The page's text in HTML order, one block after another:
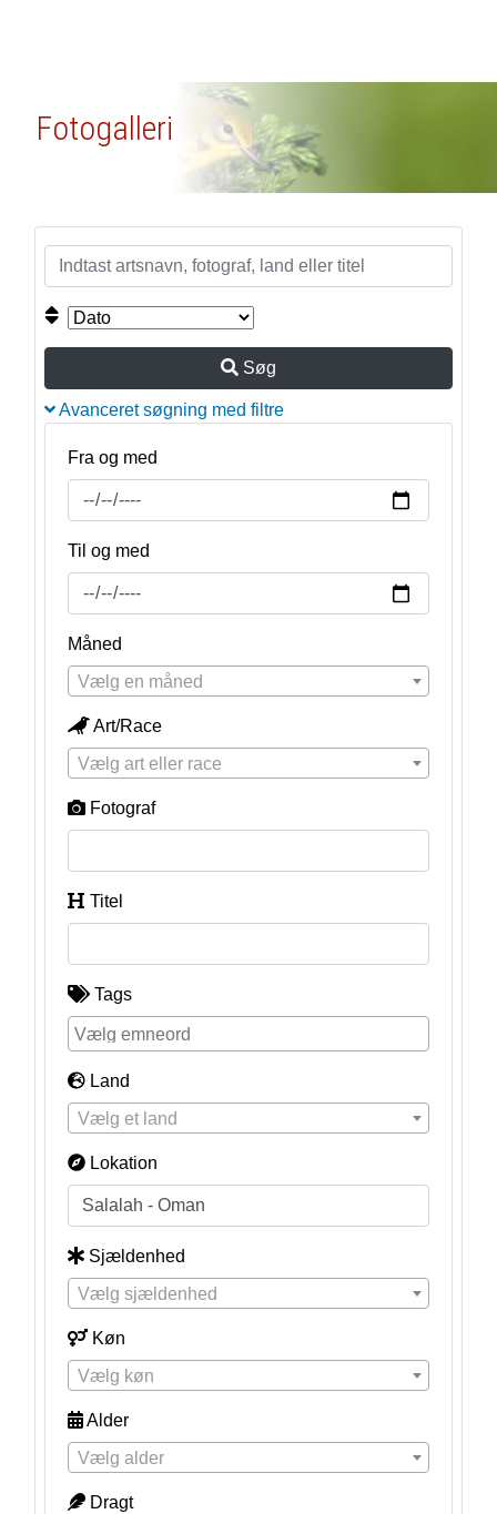
Fotogalleri
Søg
Avanceret søgning med filtre
Fra og med
Til og med
Måned
Vælg en måned
Art/Race
Vælg art eller race
Fotograf
Titel
Tags
Land
Vælg et land
Lokation
Sjældenhed
Vælg sjældenhed
Køn
Vælg køn
Alder
Vælg alder
Dragt